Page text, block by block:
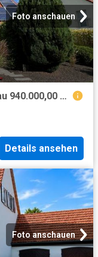
Foto anschauen
Haus zum Kaufen in Dresden Bühlau 940.000,00 EUR 148 m²
Details ansehen
Foto anschauen